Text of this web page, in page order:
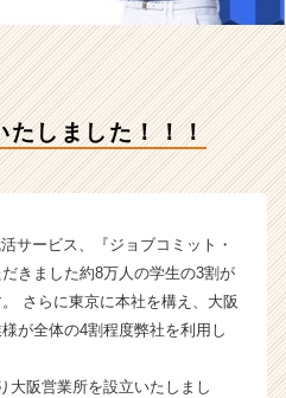
しました！！！
サービス、『ジョブコミット・
きました約8万人の学生の3割が
さらに東京に本社を構え、大阪
が全体の4割程度弊社を利用し
大阪営業所を設立いたしまし